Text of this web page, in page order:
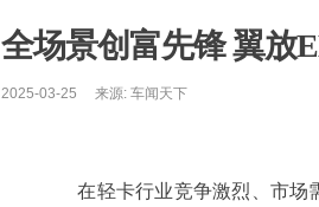
全场景创富先锋 翼放
2025-03-25 来源: 车闻天下
在轻卡行业竞争激烈、市场